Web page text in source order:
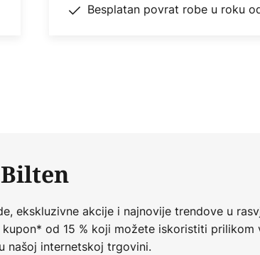
Besplatan povrat robe u roku
Bilten
ekskluzivne akcije i najnovije trendove u
od 15 % koji možete iskoristiti prilikom
našoj internetskoj trgovini.